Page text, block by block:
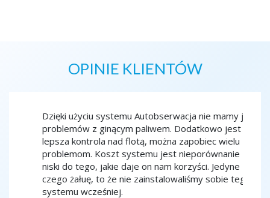
OPINIE KLIENTÓW
Dzięki użyciu systemu Autobserwacja nie mamy już
problemów z ginącym paliwem. Dodatkowo jest
lepsza kontrola nad flotą, można zapobiec wielu
problemom. Koszt systemu jest nieporównanie
niski do tego, jakie daje on nam korzyści. Jedyne
czego żałuę, to że nie zainstalowaliśmy sobie tego
systemu wcześniej.